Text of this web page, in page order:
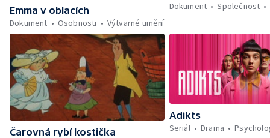
Emma v oblacích
Dokument
Osobnosti Výtvarné umění
Dokument
Společnost
Čarovná rybí kostička
Adikts
Seriál
Drama